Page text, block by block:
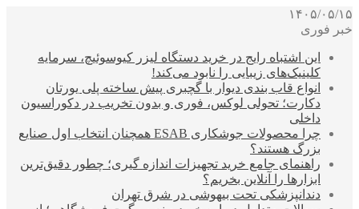
۱۴۰۵/۰۵/۱۵
خبر فوری
این اشتباه رایج در خرید دستگاه لیزر کیوسوئیچ، سرمایه
کلینیک‌های زیبایی را نابود می‌کند!
انواع قاب بندی دیوار با گچبری پیش ساخته پلی یورتان
دکارت؛ تحولی لوکس، فوری و بدون تخریب در دکوراسیون
داخلی
چرا محصولات جوشکاری ESAB همچنان انتخاب اول صنایع
بزرگ هستند؟
راهنمای جامع خرید تجهیزات اندازه گیری؛ چطور دقیق‌ترین
ابزارها را آنلاین بخریم؟
دندانپزشکی تحت بیهوشی در شرق تهران